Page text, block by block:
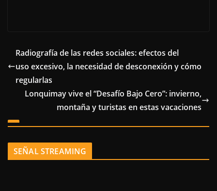
Radiografía de las redes sociales: efectos del
uso excesivo, la necesidad de desconexión y cómo
regularlas
Lonquimay vive el “Desafío Bajo Cero”: invierno,
montaña y turistas en estas vacaciones
SEÑAL STREAMING